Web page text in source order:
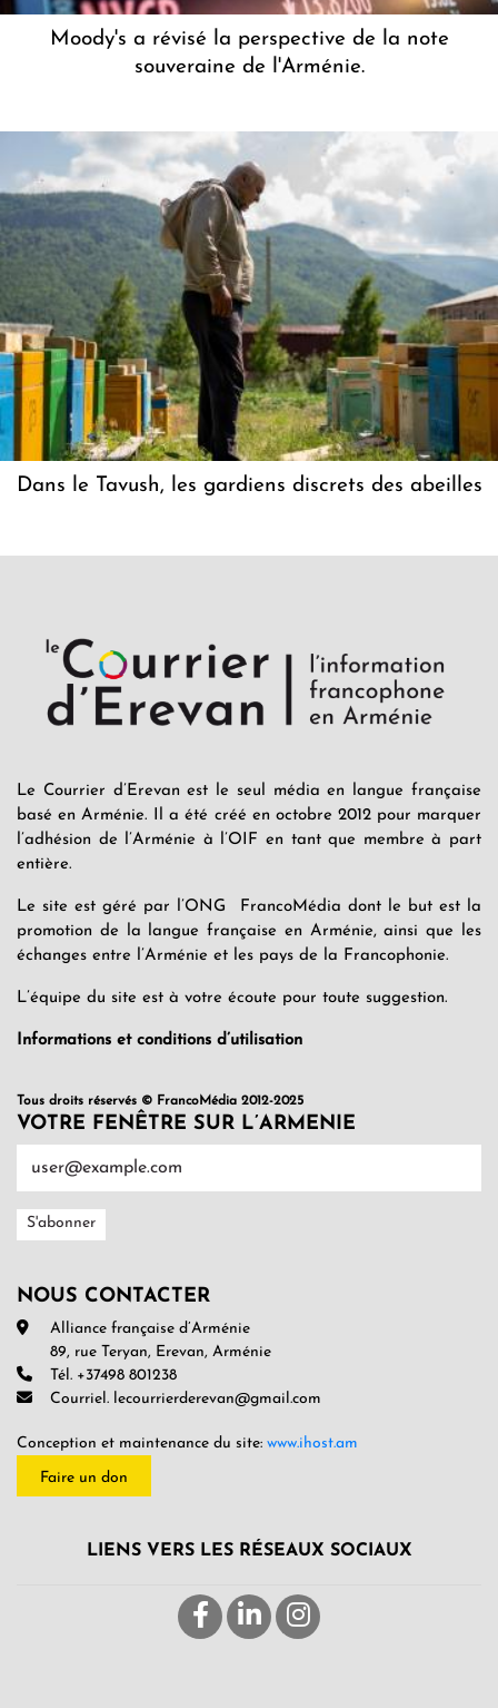
Moody's a révisé la perspective de la note
souveraine de l'Arménie.
Dans le Tavush, les gardiens discrets des abeilles
Le Courrier d’Erevan est le seul média en langue française
basé en Arménie. Il a été créé en octobre 2012 pour marquer
l’adhésion de l’Arménie à l’OIF en tant que membre à part
entière.
Le site est géré par l’ONG FrancoMédia dont le but est la
promotion de la langue française en Arménie, ainsi que les
échanges entre l’Arménie et les pays de la Francophonie.
L’équipe du site est à votre écoute pour toute suggestion.
Informations et conditions d’utilisation
Tous droits réservés © FrancoMédia 2012-2025
VOTRE FENÊTRE SUR L’ARMENIE
NOUS CONTACTER
Alliance française d’Arménie
89, rue Teryan, Erevan, Arménie
Tél. +37498 801238
Courriel. lecourrierderevan@gmail.com
Conception et maintenance du site: www.ihost.am
Faire un don
LIENS VERS LES RÉSEAUX SOCIAUX